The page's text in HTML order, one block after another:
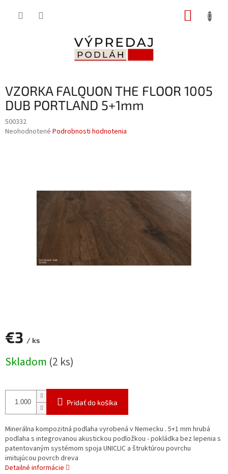
VZORKA FALQUON THE FLOOR 1005
DUB PORTLAND 5+1mm
500332
Priemerné
Neohodnotené Podrobnosti hodnotenia
€3 / ks
cena:
Skladom (2 ks)
Pridať do košíka
Minerálna kompozitná podlaha vyrobená v Nemecku . 5+1 mm hrubá
podlaha s integrovanou akustickou podložkou - pokládka bez lepenia s
patentovaným systémom spoja UNICLIC a štruktúrou povrchu
imitujúcou povrch dreva
Detailné informácie